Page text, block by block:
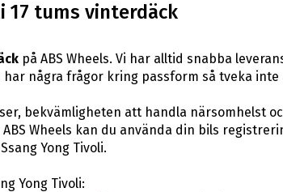
17 tums vinterdäck
på ABS Wheels. Vi har alltid snabba
några frågor kring passform så tveka
bekvämligheten att handla närsomhelst
Wheels kan du använda din bils
Yong Tivoli.
Yong Tivoli: